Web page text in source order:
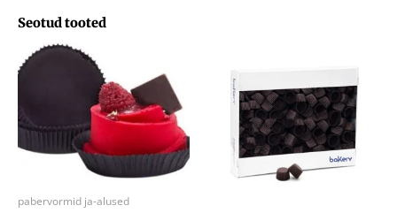
Seotud tooted
pabervormid ja-alused